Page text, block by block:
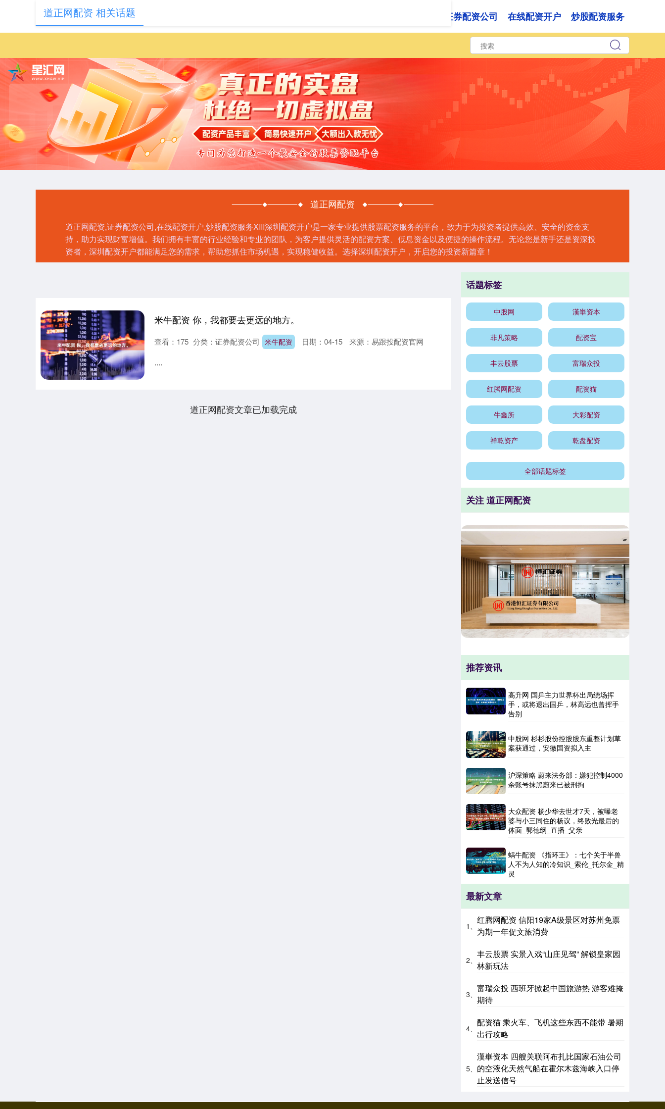
证券配资公司 在线配资开户 炒股配资服务
道正网配资
道正网配资,证券配资公司,在线配资开户,炒股配资服务XIII‌深圳配资开户是一家专业提供股票配资服务的平台，致力于为投资者提供高效、安全的资金支
持，助力实现财富增值。我们拥有丰富的行业经验和专业的团队，为客户提供灵活的配资方案、低息资金以及便捷的操作流程。无论您是新手还是资深投
资者，深圳配资开户都能满足您的需求，帮助您抓住市场机遇，实现稳健收益。选择深圳配资开户，开启您的投资新篇章！
道正网配资 相关话题
米牛配资 你，我都要去更远的地方。
米牛配资 日期：04-15 来源：易跟投配资官网
查看： 175 分类： 证券配资公司
....
道正网配资文章已加载完成
话题标签
中股网 漢崋资本
非凡策略 配资宝
丰云股票 富瑞众投
红腾网配资 配资猫
牛鑫所 大彩配资
祥乾资产 乾盘配资
全部话题标签
关注 道正网配资
推荐资讯
高升网 国乒主力世界杯出局绕场挥
手，或将退出国乒，林高远也曾挥手
告别
中股网 杉杉股份控股股东重整计划草
案获通过，安徽国资拟入主
沪深策略 蔚来法务部：嫌犯控制4000
余账号抹黑蔚来已被刑拘
大众配资 杨少华去世才7天，被曝老
婆与小三同住的杨议，终败光最后的
体面_郭德纲_直播_父亲
蜗牛配资 《指环王》：七个关于半兽
人不为人知的冷知识_索伦_托尔金_精
灵
最新文章
1、
红腾网配资 信阳19家A级景区对苏州免票
为期一年促文旅消费
2、
丰云股票 实景入戏“山庄见驾” 解锁皇家园
林新玩法
3、
富瑞众投 西班牙掀起中国旅游热 游客难掩
期待
4、
配资猫 乘火车、飞机这些东西不能带 暑期
出行攻略
5、
漢崋资本 四艘关联阿布扎比国家石油公司
的空液化天然气船在霍尔木兹海峡入口停
止发送信号